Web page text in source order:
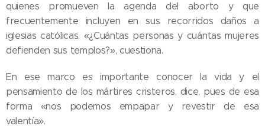
quienes promueven la agenda del aborto y que
frecuentemente incluyen en sus recorridos daños a
iglesias católicas. «¿Cuántas personas y cuántas mujeres
defienden sus templos?», cuestiona.
En ese marco es importante conocer la vida y el
pensamiento de los mártires cristeros, dice, pues de esa
forma «nos podemos empapar y revestir de esa
valentía».
05.08.2026